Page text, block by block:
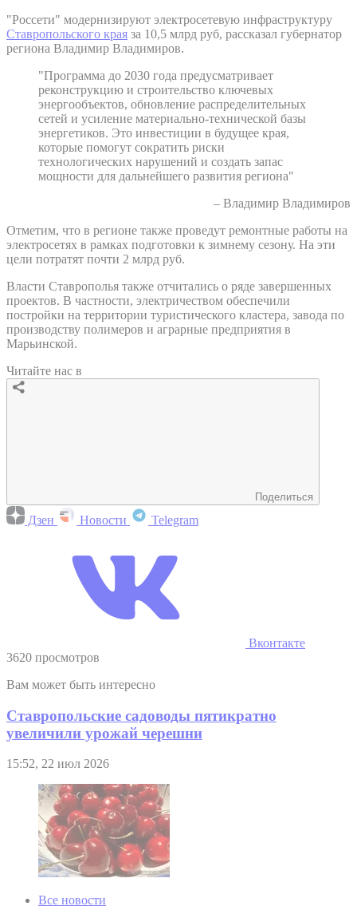
"Россети" модернизируют электросетевую инфраструктуру
Ставропольского края за 10,5 млрд руб, рассказал губернатор
региона Владимир Владимиров.
"Программа до 2030 года предусматривает
реконструкцию и строительство ключевых
энергообъектов, обновление распределительных
сетей и усиление материально-технической базы
энергетиков. Это инвестиции в будущее края,
которые помогут сократить риски
технологических нарушений и создать запас
мощности для дальнейшего развития региона"
– Владимир Владимиров
Отметим, что в регионе также проведут ремонтные работы на
электросетях в рамках подготовки к зимнему сезону. На эти
цели потратят почти 2 млрд руб.
Власти Ставрополья также отчитались о ряде завершенных
проектов. В частности, электричеством обеспечили
постройки на территории туристического кластера, завода по
производству полимеров и аграрные предприятия в
Марьинской.
Читайте нас в
Поделиться
Дзен Новости Telegram
Вконтакте
3620 просмотров
Вам может быть интересно
Ставропольские садоводы пятикратно
увеличили урожай черешни
15:52, 22 июл 2026
Все новости